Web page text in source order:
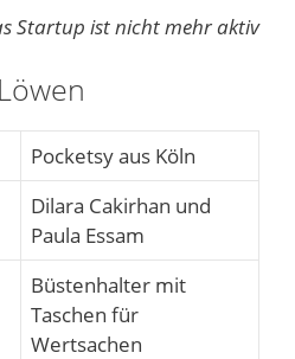
Startup ist nicht mehr aktiv
Pocketsy aus Köln
Dilara Cakirhan und
Paula Essam
Büstenhalter mit
Taschen für
Wertsachen